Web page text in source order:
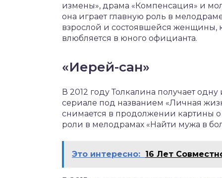
измены», драма «Компенсация» и
она играет главную роль в
взрослой и состоявшейся женщины,
влюбляется в юного официанта.
«Иерей-сан»
В 2012 году Толкалина получает
сериале под названием «Личная
снимается в продолжении картины
роли в мелодрамах «Найти мужа в
Это интересно: 16 Лет